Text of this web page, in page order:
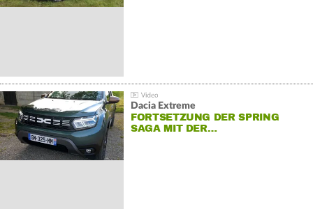
Dacia Extreme
FORTSETZUNG DER SPRING
SAGA MIT DER…